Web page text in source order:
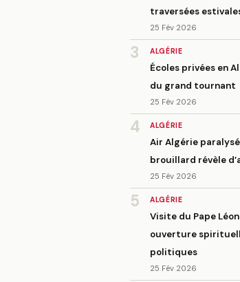
traversées
25 Fév 2026
3 ALGÉRIE
Écoles privées en
du grand tournant
25 Fév 2026
4 ALGÉRIE
Air Algérie
brouillard révèle
25 Fév 2026
5 ALGÉRIE
Visite du Pape
ouverture
politiques
25 Fév 2026